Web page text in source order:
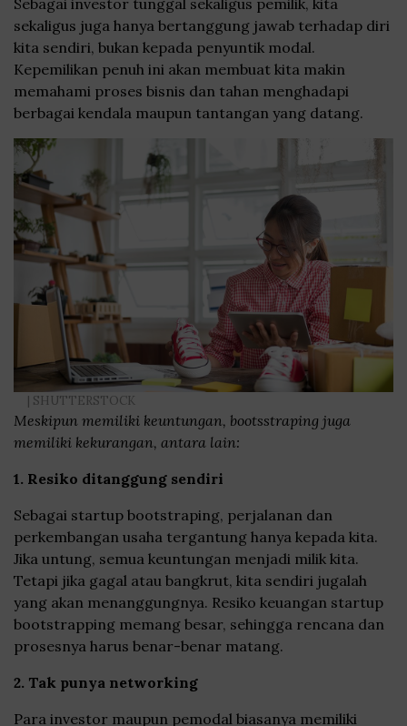
Sebagai investor tunggal sekaligus pemilik, kita
sekaligus juga hanya bertanggung jawab terhadap diri
kita sendiri, bukan kepada penyuntik modal.
Kepemilikan penuh ini akan membuat kita makin
memahami proses bisnis dan tahan menghadapi
berbagai kendala maupun tantangan yang datang.
| SHUTTERSTOCK
Meskipun memiliki keuntungan, bootsstraping juga
memiliki kekurangan, antara lain:
1. Resiko ditanggung sendiri
Sebagai startup bootstraping, perjalanan dan
perkembangan usaha tergantung hanya kepada kita.
Jika untung, semua keuntungan menjadi milik kita.
Tetapi jika gagal atau bangkrut, kita sendiri jugalah
yang akan menanggungnya. Resiko keuangan startup
bootstrapping memang besar, sehingga rencana dan
prosesnya harus benar-benar matang.
2. Tak punya networking
Para investor maupun pemodal biasanya memiliki